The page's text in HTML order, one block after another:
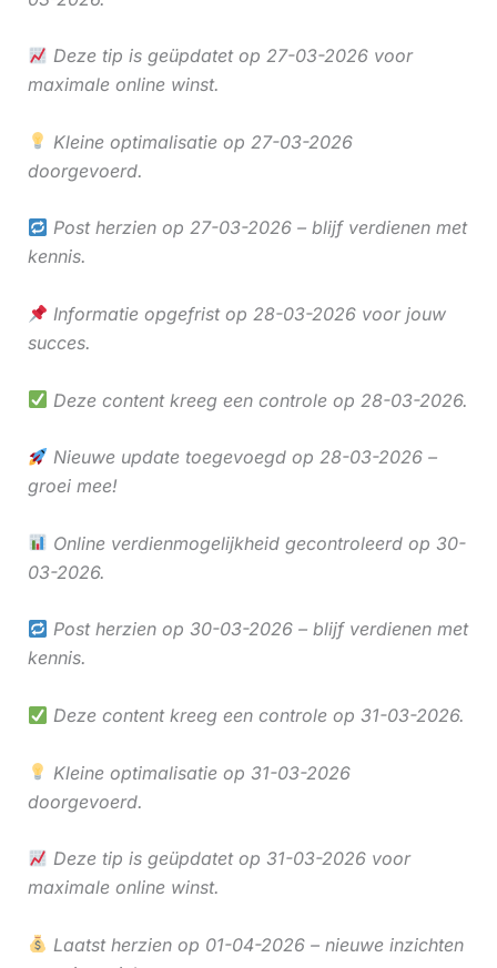
Deze tip is geüpdatet op 27-03-2026 voor
maximale online winst.
Kleine optimalisatie op 27-03-2026
doorgevoerd.
Post herzien op 27-03-2026 – blijf verdienen met
kennis.
Informatie opgefrist op 28-03-2026 voor jouw
succes.
Deze content kreeg een controle op 28-03-2026.
Nieuwe update toegevoegd op 28-03-2026 –
groei mee!
Online verdienmogelijkheid gecontroleerd op 30-
03-2026.
Post herzien op 30-03-2026 – blijf verdienen met
kennis.
Deze content kreeg een controle op 31-03-2026.
Kleine optimalisatie op 31-03-2026
doorgevoerd.
Deze tip is geüpdatet op 31-03-2026 voor
maximale online winst.
Laatst herzien op 01-04-2026 – nieuwe inzichten